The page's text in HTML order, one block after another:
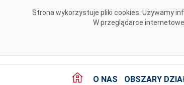
Strona wykorzystuje pliki cookies. Używamy
W przeglądarce
O NAS OBSZARY